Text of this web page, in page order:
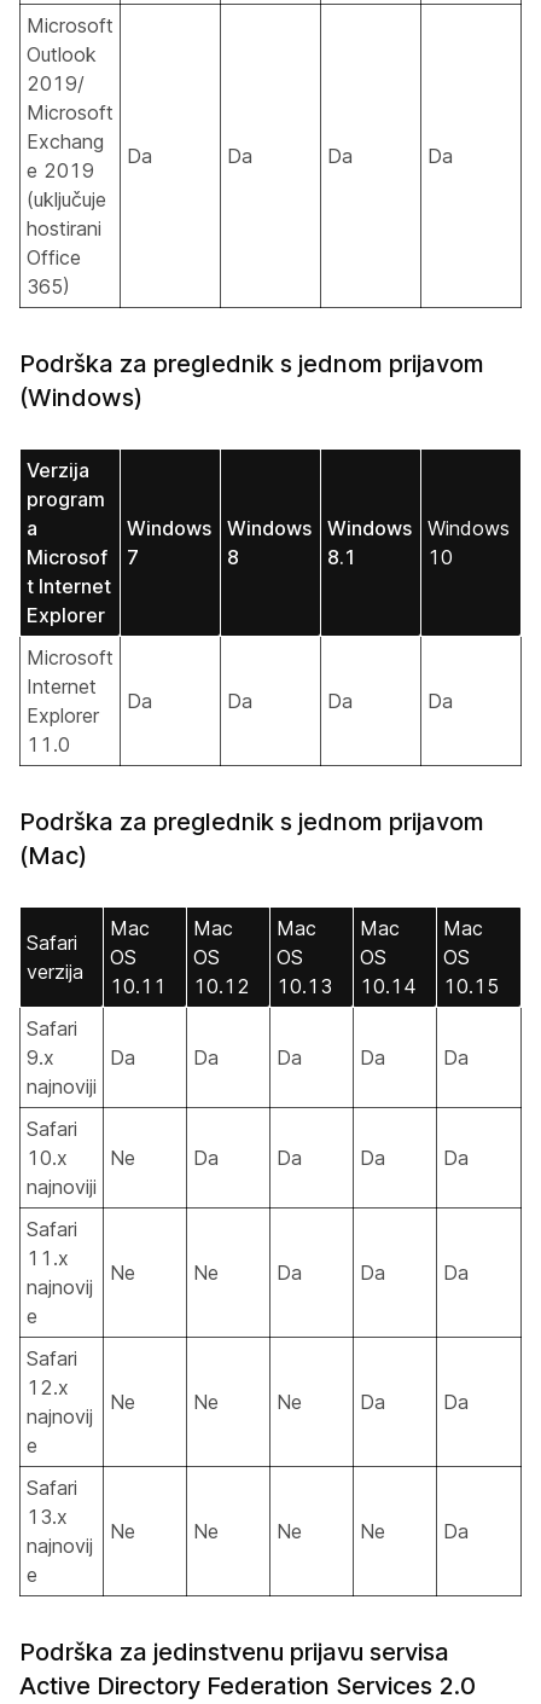
Microsoft
Outlook
2019/
Microsoft
Exchang
e 2019
(uključuje
hostirani
Office
365)
Da Da Da Da
Podrška za preglednik s jednom prijavom
(Windows)
Verzija
program
a
Microsof
t Internet
Explorer
Windows
7
Windows
8
Windows
8.1
Windows
10
Microsoft
Internet
Explorer
11.0
Da Da Da Da
Podrška za preglednik s jednom prijavom
(Mac)
Safari
verzija
Mac
OS
10.11
Mac
OS
10.12
Mac
OS
10.13
Mac
OS
10.14
Mac
OS
10.15
Safari
9.x
najnoviji
Da Da Da Da Da
Safari
10.x
najnoviji
Ne Da Da Da Da
Safari
11.x
najnovij
e
Ne Ne Da Da Da
Safari
12.x
najnovij
e
Ne Ne Ne Da Da
Safari
13.x
najnovij
e
Ne Ne Ne Ne Da
Podrška za jedinstvenu prijavu servisa
Active Directory Federation Services 2.0